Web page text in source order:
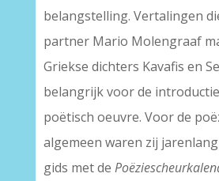
belangstelling. Vertalingen
partner Mario Molengraaf
Griekse dichters Kavafis en
belangrijk voor de
poëtisch oeuvre. Voor de
algemeen waren zij
gids met de